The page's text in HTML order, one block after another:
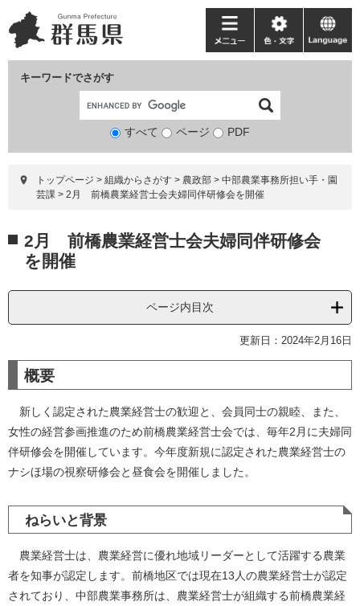
ー
ジ
ニ
ュ
て
キーワードでさがす
検
象
すべて ページ PDF
メ
ニ
ー
色・
文
language
トップページ > 組織からさがす > 農政部 > 中部農業事務所担い手・園
芸課 > 2月 前橋農業経営士会夫婦同伴研修会を開催
文 2月 前橋農業経営士会夫婦同伴研修会
を開催
ページ内目次
更新日：2024年2月16日
概要
新しく認定された農業経営士の歓迎と、会員同士の親睦、また、
女性の経営参画推進のため前橋農業経営士会では、毎年2月に夫婦同
伴研修会を開催しています。今年度新規に認定された農業経営士の
ナシほ場の視察研修会と昼食会を開催しました。
ねらいと背景
農業経営士は、農業経営に優れ地域リーダーとして活躍する農業
者を知事が認定します。前橋地区では現在13人の農業経営士が認定
されており、中部農業事務所は、農業経営士が組織する前橋農業経